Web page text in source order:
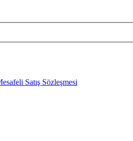
Satış Sözleşmesi